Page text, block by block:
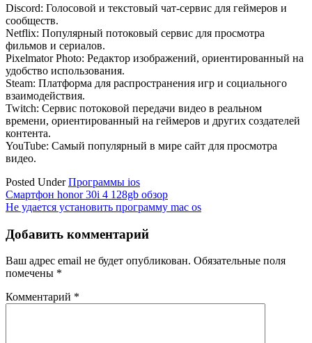
Discord: Голосовой и текстовый чат-сервис для геймеров и
сообществ.
Netflix: Популярный потоковый сервис для просмотра
фильмов и сериалов.
Pixelmator Photo: Редактор изображений, ориентированный на
удобство использования.
Steam: Платформа для распространения игр и социального
взаимодействия.
Twitch: Сервис потоковой передачи видео в реальном
времени, ориентированный на геймеров и других создателей
контента.
YouTube: Самый популярный в мире сайт для просмотра
видео.
Posted UnderПрограммы ios
Навигация
по
записям
Смартфон honor 30i 4 128gb обзор
Не удается установить программу mac os
Добавить комментарий
Ваш адрес email не будет опубликован. Обязательные поля
помечены *
Комментарий *